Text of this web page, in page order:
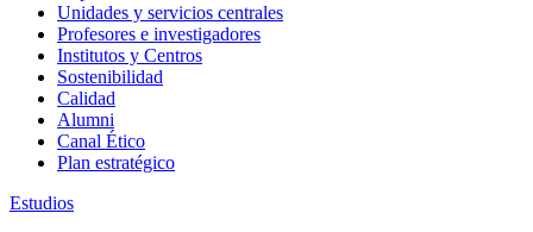
Unidades y servicios centrales
Profesores e investigadores
Institutos y Centros
Sostenibilidad
Calidad
Alumni
Canal Ético
Plan estratégico
Estudios